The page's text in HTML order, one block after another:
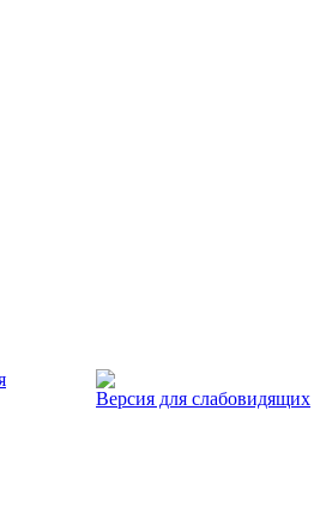
Версия для слабовидящих